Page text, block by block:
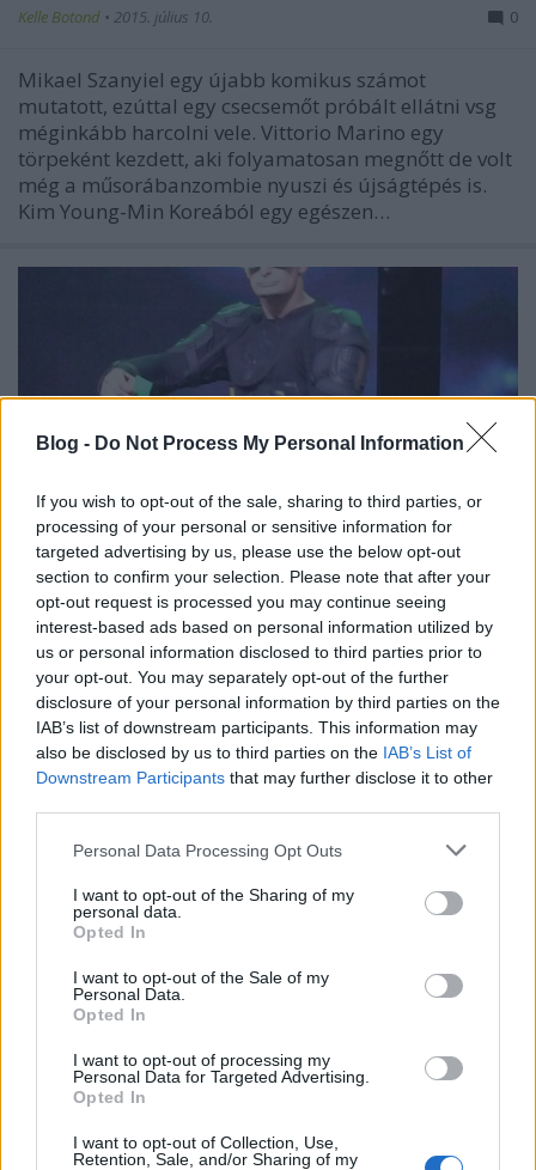
Blog - Do Not Process My Personal Information
If you wish to opt-out of the sale, sharing to third parties, or
processing of your personal or sensitive information for
targeted advertising by us, please use the below opt-out
section to confirm your selection. Please note that after your
opt-out request is processed you may continue seeing
interest-based ads based on personal information utilized by
us or personal information disclosed to third parties prior to
your opt-out. You may separately opt-out of the further
disclosure of your personal information by third parties on the
IAB’s list of downstream participants. This information may
also be disclosed by us to third parties on the IAB’s List of
Downstream Participants that may further disclose it to other
Please note that this website/app uses one or more Google
not limited to your visit or usage behaviour. You may click to
grant or deny consent to Google and its third-party tags to
use your data for below specified purposes in below Google
consent section.
Personal Data Processing Opt Outs
I want to opt-out of the Sharing of my
personal data.
Opted In
I want to opt-out of the Sale of my
Personal Data.
Opted In
I want to opt-out of processing my
Personal Data for Targeted Advertising.
Opted In
I want to opt-out of Collection, Use,
Retention, Sale, and/or Sharing of my
Kelle Botond • 2015. július 10. 0
Mikael Szanyiel egy újabb komikus számot
mutatott, ezúttal egy csecsemőt próbált ellátni vsg
méginkább harcolni vele. Vittorio Marino egy
törpeként kezdett, aki folyamatosan megnőtt de volt
még a műsorábanzombie nyuszi és újságtépés is.
Kim Young-Min Koreából egy egészen…
FISM 2015 - 4. nap
Kelle Botond•2015. július 10.
A close-up verseny lezárult, a színapdiban viszont
nagyon erős nap volt. A függöny viszont megint
elromlott, és mivel sajnos nincs közvetlen
kommunikáció a backstage és a zsűri között ezért le
kellett állítani egy versenyzőt, mivel még nem volt
bent minden zsűritag. Zuk &…